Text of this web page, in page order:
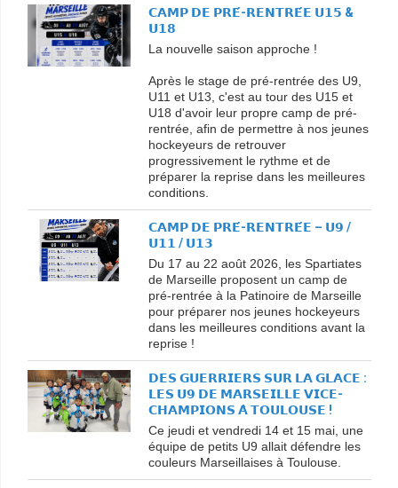
𝗖𝗔𝗠𝗣 𝗗𝗘 𝗣𝗥𝗘́-𝗥𝗘𝗡𝗧𝗥𝗘́𝗘 𝗨𝟭𝟱 &
𝗨𝟭𝟴
La nouvelle saison approche !
Après le stage de pré-rentrée des U9,
U11 et U13, c'est au tour des U15 et
U18 d'avoir leur propre camp de pré-
rentrée, afin de permettre à nos jeunes
hockeyeurs de retrouver
progressivement le rythme et de
préparer la reprise dans les meilleures
conditions.
𝗖𝗔𝗠𝗣 𝗗𝗘 𝗣𝗥𝗘́-𝗥𝗘𝗡𝗧𝗥𝗘́𝗘 – 𝗨𝟵 /
𝗨𝟭𝟭 / 𝗨𝟭𝟯
Du 17 au 22 août 2026, les Spartiates
de Marseille proposent un camp de
pré-rentrée à la Patinoire de Marseille
pour préparer nos jeunes hockeyeurs
dans les meilleures conditions avant la
reprise !
𝗗𝗘𝗦 𝗚𝗨𝗘𝗥𝗥𝗜𝗘𝗥𝗦 𝗦𝗨𝗥 𝗟𝗔 𝗚𝗟𝗔𝗖𝗘 :
𝗟𝗘𝗦 𝗨𝟵 𝗗𝗘 𝗠𝗔𝗥𝗦𝗘𝗜𝗟𝗟𝗘 𝗩𝗜𝗖𝗘-
𝗖𝗛𝗔𝗠𝗣𝗜𝗢𝗡𝗦 𝗔̀ 𝗧𝗢𝗨𝗟𝗢𝗨𝗦𝗘 !
Ce jeudi et vendredi 14 et 15 mai, une
équipe de petits U9 allait défendre les
couleurs Marseillaises à Toulouse.